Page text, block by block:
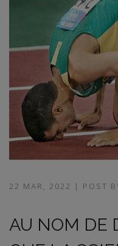
22 MAR, 2022 | POST
AU NOM DE